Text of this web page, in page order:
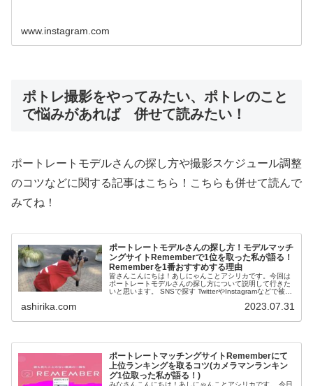
www.instagram.com
ポトレ撮影をやってみたい、ポトレのこと
で悩みがあれば 併せて読みたい！
ポートレートモデルさんの探し方や撮影スケジュール調整
のコツなどに関する記事はこちら！こちらも併せて読んで
みてね！
ポートレートモデルさんの探し方！モデルマッチ
ングサイトRememberで1位を取った私が語る！
Rememberを1番おすすめする理由
皆さんこんにちは！あしにゃんことアシリカです。今回は
ポートレートモデルさんの探し方について説明して行きた
いと思います。 SNSで探す TwitterやInstagramなどで被写
ashirika.com 2023.07.31
ポートレートマッチングサイトRememberにて
上位ランキングを取るコツ(カメラマンランキン
グ1位取った私が語る！)
みなさんこんにちは！あしにゃんことアシリカです。 今日